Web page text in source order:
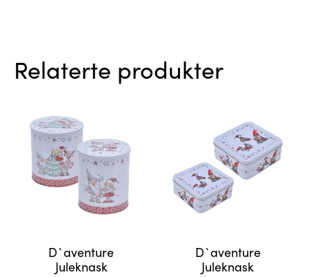
Relaterte produkter
D`aventure
Juleknask
D`aventure
Juleknask